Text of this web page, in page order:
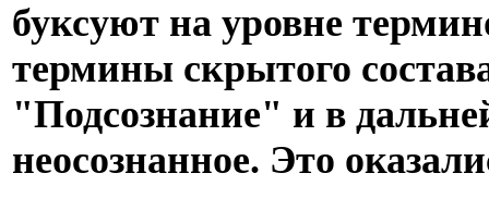
буксуют на уровне
термины скрытого
"Подсознание" и в
неосознанное. Это